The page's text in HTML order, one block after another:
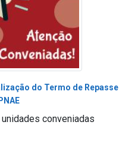
do Termo de Repasse
conveniadas